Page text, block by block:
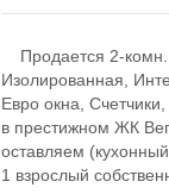
Продается 2-комн.
Изолированная,
Евро окна,
в престижном ЖК
оставляем
1 взрослый